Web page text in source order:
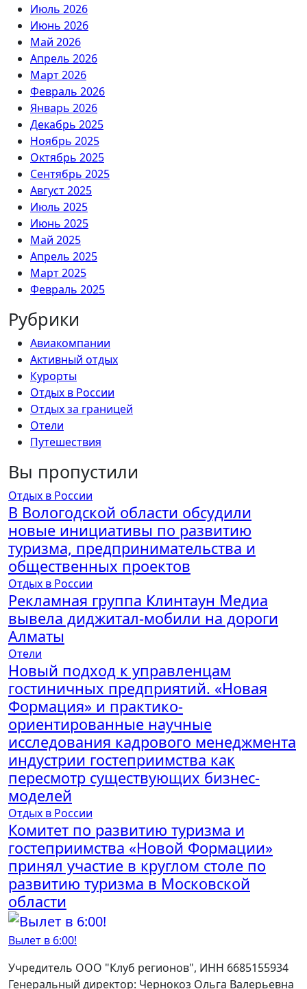
Июль 2026
Июнь 2026
Май 2026
Апрель 2026
Март 2026
Февраль 2026
Январь 2026
Декабрь 2025
Ноябрь 2025
Октябрь 2025
Сентябрь 2025
Август 2025
Июль 2025
Июнь 2025
Май 2025
Апрель 2025
Март 2025
Февраль 2025
Рубрики
Авиакомпании
Активный отдых
Курорты
Отдых в России
Отдых за границей
Отели
Путешествия
Вы пропустили
Отдых в России
В Вологодской области обсудили
новые инициативы по развитию
туризма, предпринимательства и
общественных проектов
Отдых в России
Рекламная группа Клинтаун Медиа
вывела диджитал-мобили на дороги
Алматы
Отели
Новый подход к управленцам
гостиничных предприятий. «Новая
Формация» и практико-
ориентированные научные
исследования кадрового менеджмента
индустрии гостеприимства как
пересмотр существующих бизнес-
моделей
Отдых в России
Комитет по развитию туризма и
гостеприимства «Новой Формации»
принял участие в круглом столе по
развитию туризма в Московской
области
Вылет в 6:00!
Учредитель ООО "Клуб регионов", ИНН 6685155934
Генеральный директор: Чернокоз Ольга Валерьевна